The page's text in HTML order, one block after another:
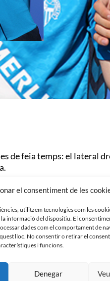
el consentiment de les
utilitzem tecnologies com les
informació del dispositiu. El
dades com el comportament de
lloc. No consentir o retirar el
i funcions.
Denegar
de feia temps: el lateral
lligament encreuat
als entrenaments del
fins a l’estiu del 2019.